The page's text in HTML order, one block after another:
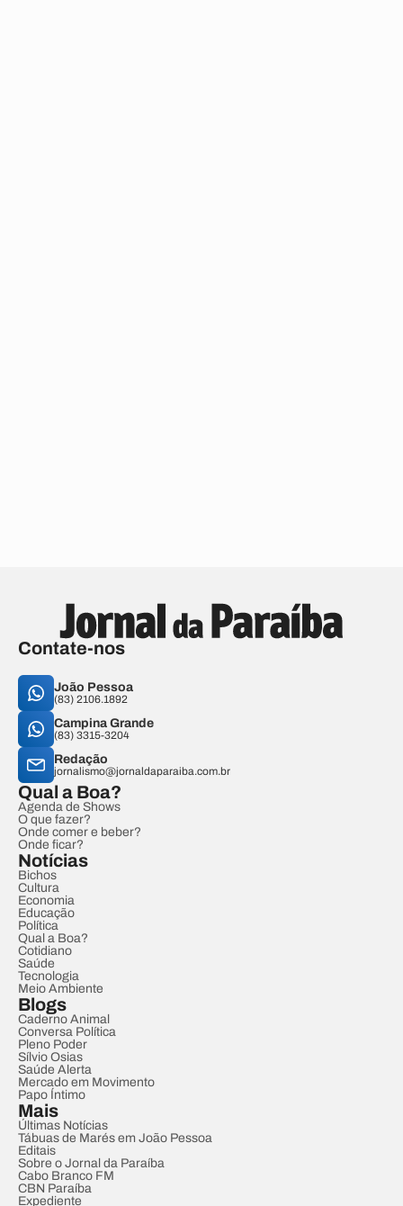
Contate-nos
João Pessoa
(83) 2106.1892
Campina Grande
(83) 3315-3204
Redação
jornalismo@jornaldaparaiba.com.br
Qual a Boa?
Agenda de Shows
O que fazer?
Onde comer e beber?
Onde ficar?
Notícias
Bichos
Cultura
Economia
Educação
Política
Qual a Boa?
Cotidiano
Saúde
Tecnologia
Meio Ambiente
Blogs
Caderno Animal
Conversa Política
Pleno Poder
Sílvio Osias
Saúde Alerta
Mercado em Movimento
Papo Íntimo
Mais
Últimas Notícias
Tábuas de Marés em João Pessoa
Editais
Sobre o Jornal da Paraíba
Cabo Branco FM
CBN Paraíba
Expediente